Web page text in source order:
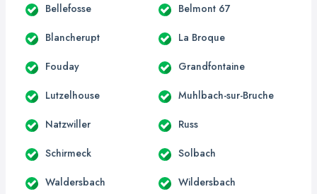
Bellefosse Belmont 67
Blancherupt La Broque
Fouday Grandfontaine
Lutzelhouse Muhlbach-sur-Bruche
Natzwiller Russ
Schirmeck Solbach
Waldersbach Wildersbach